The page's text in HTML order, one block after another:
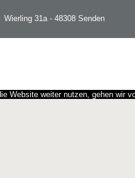
Wierling 31a - 48308 Senden
Website weiter nutzen, gehen wir